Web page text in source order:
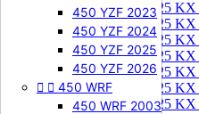
450 YZF 2023
450 YZF 2024
450 YZF 2025
450 YZF 2026
  450 WRF
450 WRF 2003
125 KX
125 KX
125 KX
125 KX
125 KX
125
125 KX